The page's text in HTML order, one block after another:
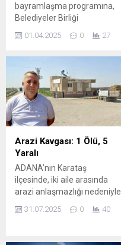
bayramlaşma programına,
Belediyeler Birliği
Belediye Başkanı Zeydan
gerçekleşen bayramlaşma
etkinliği güzel görüntülere
sahne oldu. Basın camiası
adına birlik ve beraberliğin
pekiştirildiği bu etkinliğe
katılan Büyükşehir Belediye
Başkanı Zeydan Karalar,
bulundu. Son dönemde
yaşanan...
01.04.2025 0 27
Arazi Kavgası: 1 Ölü, 5
Yaralı
ADANA’nın Karataş
ilçesinde, iki aile arasında
arazi anlaşmazlığı nedeniyle
yaşamını yitirdi, 5 kişi
31.07.2025 0 40